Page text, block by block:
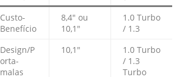
Custo-
Benefício
8,4″ ou
10,1″
1.0 Turbo
/ 1.3
Design/P
orta-
malas
10,1″
1.0 Turbo
/ 1.3
Turbo